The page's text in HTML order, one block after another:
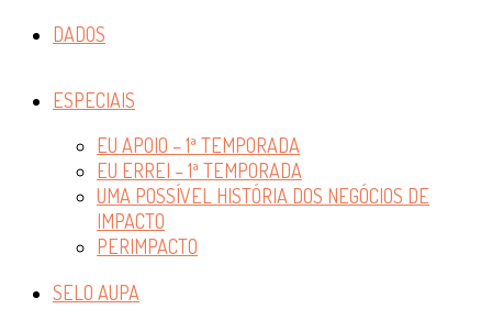
DADOS
ESPECIAIS
EU APOIO – 1ª TEMPORADA
EU ERREI – 1ª TEMPORADA
UMA POSSÍVEL HISTÓRIA DOS NEGÓCIOS DE
IMPACTO
PERIMPACTO
SELO AUPA